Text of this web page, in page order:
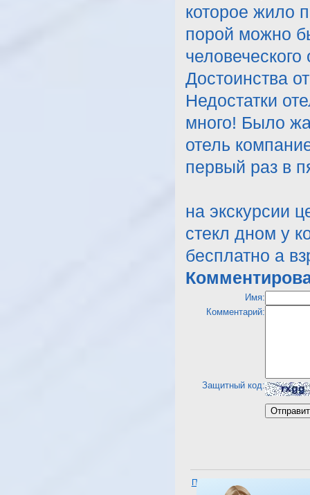
которое жило
порой можно
Достоинства
Недостатки
много! Было
отель
первый раз в
на экскурсии
стекл дном у
бесплатно а
Имя:
Комментарий:
Защитный код:
Посмотреть отель Tia